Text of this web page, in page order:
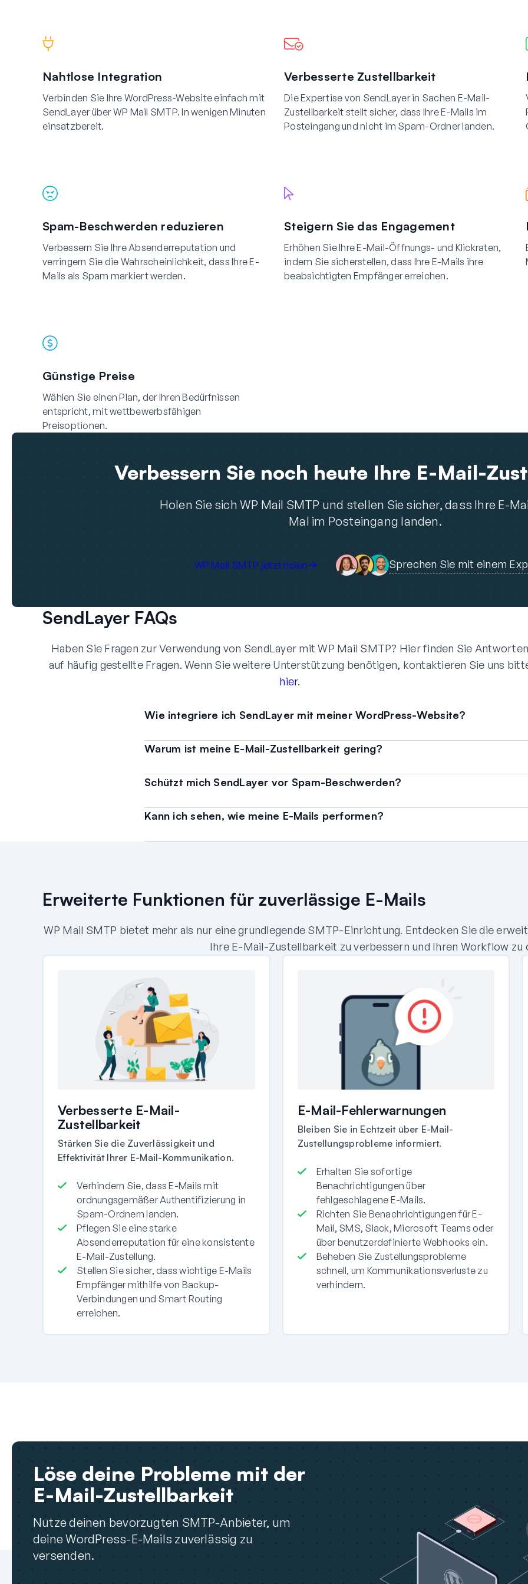
Nahtlose Integration
Verbinden Sie Ihre WordPress-Website einfach mit
SendLayer über WP Mail SMTP. In wenigen Minuten
einsatzbereit.
Verbesserte Zustellbarkeit
Die Expertise von SendLayer in Sachen E-Mail-
Zustellbarkeit stellt sicher, dass Ihre E-Mails im
Posteingang und nicht im Spam-Ordner landen.
Spam-Beschwerden reduzieren
Verbessern Sie Ihre Absenderreputation und
verringern Sie die Wahrscheinlichkeit, dass Ihre E-
Mails als Spam markiert werden.
Steigern Sie das Engagement
Erhöhen Sie Ihre E-Mail-Öffnungs- und Klickraten,
indem Sie sicherstellen, dass Ihre E-Mails ihre
beabsichtigten Empfänger erreichen.
Günstige Preise
Wählen Sie einen Plan, der Ihren Bedürfnissen
entspricht, mit wettbewerbsfähigen
Preisoptionen.
Verbessern Sie noch heute Ihre E-Mail-
Holen Sie sich WP Mail SMTP und stellen Sie sicher, dass Ihre E-
Mal im Posteingang landen.
WP Mail SMTP jetzt holen Sprechen Sie mit einem
SendLayer FAQs
Haben Sie Fragen zur Verwendung von SendLayer mit WP Mail SMTP? Hier finden Sie Antworten
auf häufig gestellte Fragen. Wenn Sie weitere Unterstützung benötigen, kontaktieren Sie uns
hier.
Wie integriere ich SendLayer mit meiner WordPress-Website?
Warum ist meine E-Mail-Zustellbarkeit gering?
Schützt mich SendLayer vor Spam-Beschwerden?
Kann ich sehen, wie meine E-Mails performen?
Erweiterte Funktionen für zuverlässige E-Mails
WP Mail SMTP bietet mehr als nur eine grundlegende SMTP-Einrichtung. Entdecken Sie die
Ihre E-Mail-Zustellbarkeit zu verbessern und Ihren Workflow zu
Verbesserte E-Mail-
Zustellbarkeit
Stärken Sie die Zuverlässigkeit und
Effektivität Ihrer E-Mail-Kommunikation.
Verhindern Sie, dass E-Mails mit
ordnungsgemäßer Authentifizierung in
Spam-Ordnern landen.
Pflegen Sie eine starke
Absenderreputation für eine konsistente
E-Mail-Zustellung.
Stellen Sie sicher, dass wichtige E-Mails
Empfänger mithilfe von Backup-
Verbindungen und Smart Routing
erreichen.
E-Mail-Fehlerwarnungen
Bleiben Sie in Echtzeit über E-Mail-
Zustellungsprobleme informiert.
Erhalten Sie sofortige
Benachrichtigungen über
fehlgeschlagene E-Mails.
Richten Sie Benachrichtigungen für E-
Mail, SMS, Slack, Microsoft Teams oder
über benutzerdefinierte Webhooks ein.
Beheben Sie Zustellungsprobleme
schnell, um Kommunikationsverluste zu
verhindern.
Löse deine Probleme mit der
E-Mail-Zustellbarkeit
Nutze deinen bevorzugten SMTP-Anbieter, um
deine WordPress-E-Mails zuverlässig zu
versenden.